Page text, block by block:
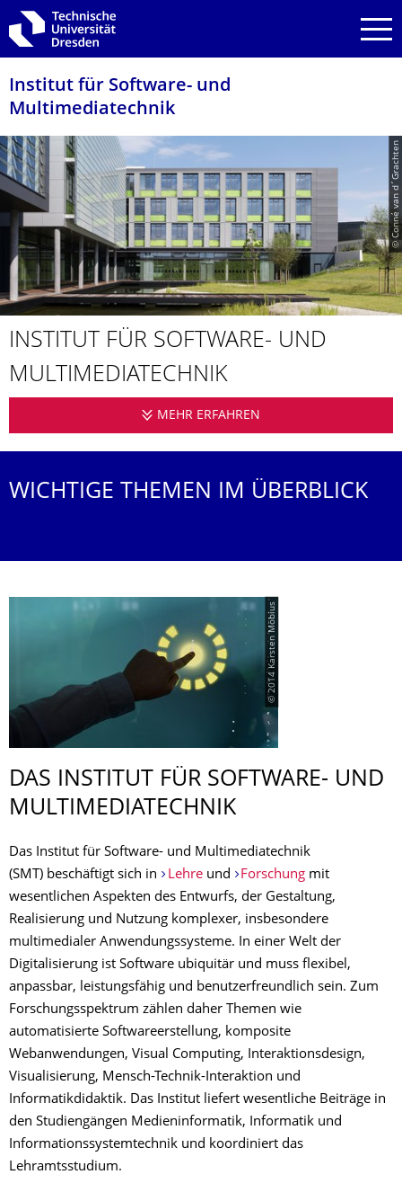
Zur Hauptnavigation springen
Zur Suche springen
Zum Inhalt springen
Institut für Software- und
Multimediatechnik
© Conné van d´Grachten
INSTITUT FÜR SOFTWARE- UND
MULTIMEDIA­TECHNIK
MEHR ERFAHREN
WICHTIGE THEMEN IM ÜBERBLICK
© 2014 Karsten Möbius
DAS INSTITUT FÜR SOFTWARE- UND
MULTIMEDIATECH­NIK
Das Institut für Software- und Multimediatechnik
(SMT) beschäftigt sich in
Lehreund Forschung mit
wesentlichen Aspekten des Entwurfs, der Gestaltung,
Realisierung und Nutzung komplexer, insbesondere
multimedialer Anwendungssysteme. In einer Welt der
Digitalisierung ist Software ubiquitär und muss flexibel,
anpassbar, leistungsfähig und benutzerfreundlich sein. Zum
Forschungsspektrum zählen daher Themen wie
automatisierte Softwareerstellung, komposite
Webanwendungen, Visual Computing, Interaktionsdesign,
Visualisierung, Mensch-Technik-Interaktion und
Informatikdidaktik. Das Institut liefert wesentliche Beiträge in
den Studiengängen Medieninformatik, Informatik und
Informationssystemtechnik und koordiniert das
Lehramtsstudium.